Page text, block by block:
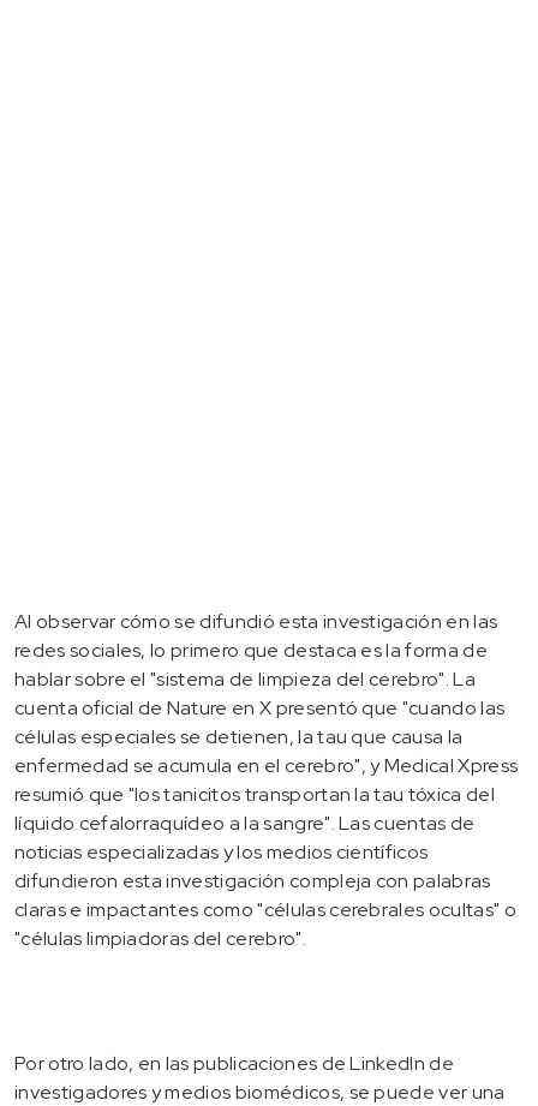
Al observar cómo se difundió esta investigación en las
redes sociales, lo primero que destaca es la forma de
hablar sobre el "sistema de limpieza del cerebro". La
cuenta oficial de Nature en X presentó que "cuando las
células especiales se detienen, la tau que causa la
enfermedad se acumula en el cerebro", y Medical Xpress
resumió que "los tanicitos transportan la tau tóxica del
líquido cefalorraquídeo a la sangre". Las cuentas de
noticias especializadas y los medios científicos
difundieron esta investigación compleja con palabras
claras e impactantes como "células cerebrales ocultas" o
"células limpiadoras del cerebro".
Por otro lado, en las publicaciones de LinkedIn de
investigadores y medios biomédicos, se puede ver una